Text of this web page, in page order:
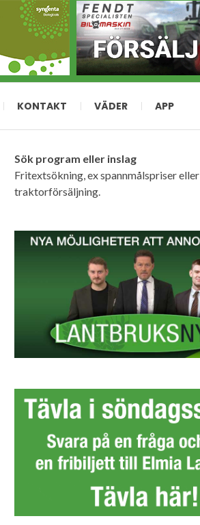
KONTAKT VÄDER APP
Sök program eller inslag
Fritextsökning, ex spannmålspriser eller
traktorförsäljning.